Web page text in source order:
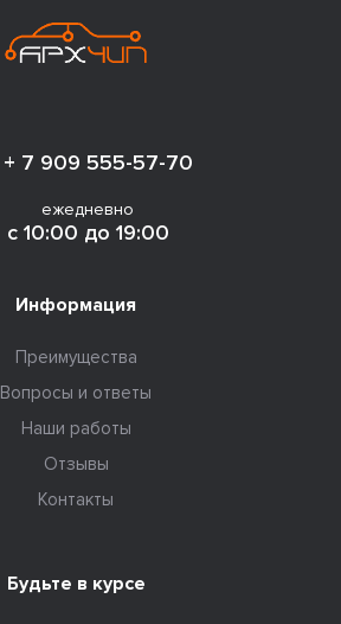
+ 7 909 555-57-70
ежедневно
с 10:00 до 19:00
Информация
Преимущества
Вопросы и ответы
Наши работы
Отзывы
Контакты
Будьте в курсе